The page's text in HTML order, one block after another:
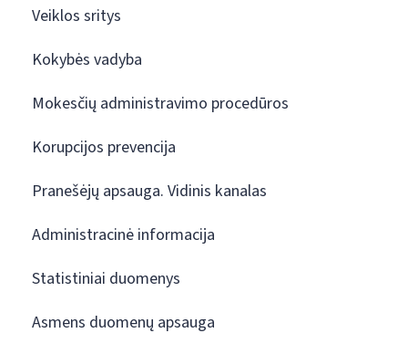
Veiklos sritys
Kokybės vadyba
Mokesčių administravimo procedūros
Korupcijos prevencija
Pranešėjų apsauga. Vidinis kanalas
Administracinė informacija
Statistiniai duomenys
Asmens duomenų apsauga